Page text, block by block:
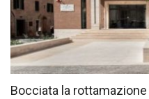
Bocciata la